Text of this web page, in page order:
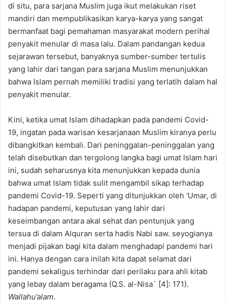
di situ, para sarjana Muslim juga ikut melakukan riset
mandiri dan mempublikasikan karya-karya yang sangat
bermanfaat bagi pemahaman masyarakat modern perihal
penyakit menular di masa lalu. Dalam pandangan kedua
sejarawan tersebut, banyaknya sumber-sumber tertulis
yang lahir dari tangan para sarjana Muslim menunjukkan
bahwa Islam pernah memiliki tradisi yang terlatih dalam hal
penyakit menular.
Kini, ketika umat Islam dihadapkan pada pandemi Covid-
19, ingatan pada warisan kesarjanaan Muslim kiranya perlu
dibangkitkan kembali. Dari peninggalan-peninggalan yang
telah disebutkan dan tergolong langka bagi umat Islam hari
ini, sudah seharusnya kita menunjukkan kepada dunia
bahwa umat Islam tidak sulit mengambil sikap terhadap
pandemi Covid-19. Seperti yang ditunjukkan oleh ‘Umar, di
hadapan pandemi, keputusan yang lahir dari
keseimbangan antara akal sehat dan pentunjuk yang
tersua di dalam Alquran serta hadis Nabi saw. seyogianya
menjadi pijakan bagi kita dalam menghadapi pandemi hari
ini. Hanya dengan cara inilah kita dapat selamat dari
pandemi sekaligus terhindar dari perilaku para ahli kitab
yang lebay dalam beragama (Q.S. al-Nisa` [4]: 171).
Wallahu’alam.